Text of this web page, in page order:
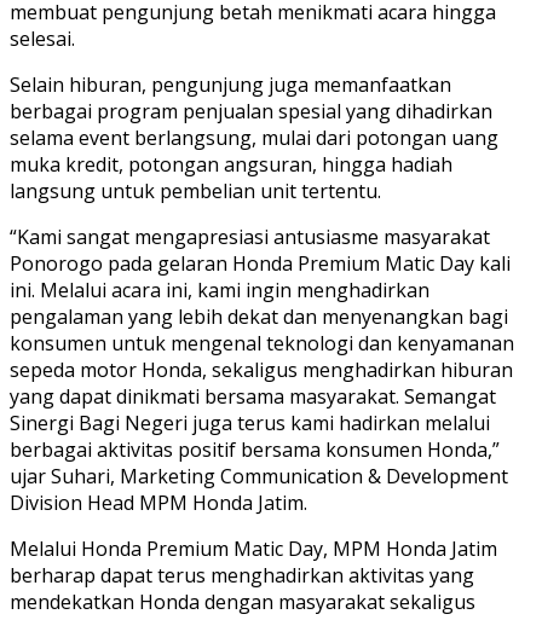
membuat pengunjung betah menikmati acara hingga
selesai.
Selain hiburan, pengunjung juga memanfaatkan
berbagai program penjualan spesial yang dihadirkan
selama event berlangsung, mulai dari potongan uang
muka kredit, potongan angsuran, hingga hadiah
langsung untuk pembelian unit tertentu.
“Kami sangat mengapresiasi antusiasme masyarakat
Ponorogo pada gelaran Honda Premium Matic Day kali
ini. Melalui acara ini, kami ingin menghadirkan
pengalaman yang lebih dekat dan menyenangkan bagi
konsumen untuk mengenal teknologi dan kenyamanan
sepeda motor Honda, sekaligus menghadirkan hiburan
yang dapat dinikmati bersama masyarakat. Semangat
Sinergi Bagi Negeri juga terus kami hadirkan melalui
berbagai aktivitas positif bersama konsumen Honda,”
ujar Suhari, Marketing Communication & Development
Division Head MPM Honda Jatim.
Melalui Honda Premium Matic Day, MPM Honda Jatim
berharap dapat terus menghadirkan aktivitas yang
mendekatkan Honda dengan masyarakat sekaligus